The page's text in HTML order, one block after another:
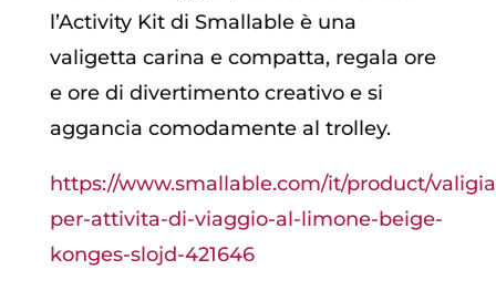
l’Activity Kit di Smallable è una
valigetta carina e compatta, regala ore
e ore di divertimento creativo e si
aggancia comodamente al trolley.
https://www.smallable.com/it/product/
per-attivita-di-viaggio-al-limone-beige-
konges-slojd-421646